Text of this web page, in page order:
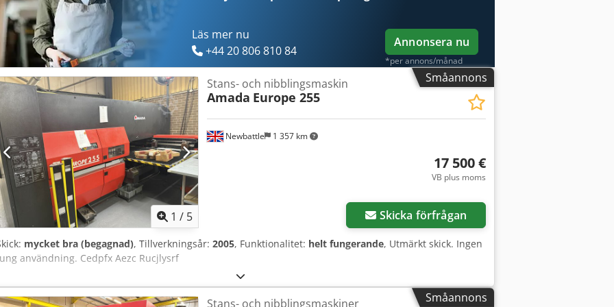
Läs mer nu
+44 20 806 810 84
Annonsera nu
*per annons/månad
Småannons
1 / 5
Newbattle 1 357 km
Stans- och nibblingsmaskin
Amada Europe 255
17 500 €
VB plus moms
Skicka förfrågan
mycket bra (begagnad), Tillverkningsår: 2005, Funktionalitet: helt fungerande, Utmärkt skick. Ingen
användning. Cedpfx Aezc Rucjlysrf
Småannons
Stans- och nibblingsmaskiner